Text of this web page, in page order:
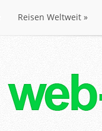
Reisen Weltweit »